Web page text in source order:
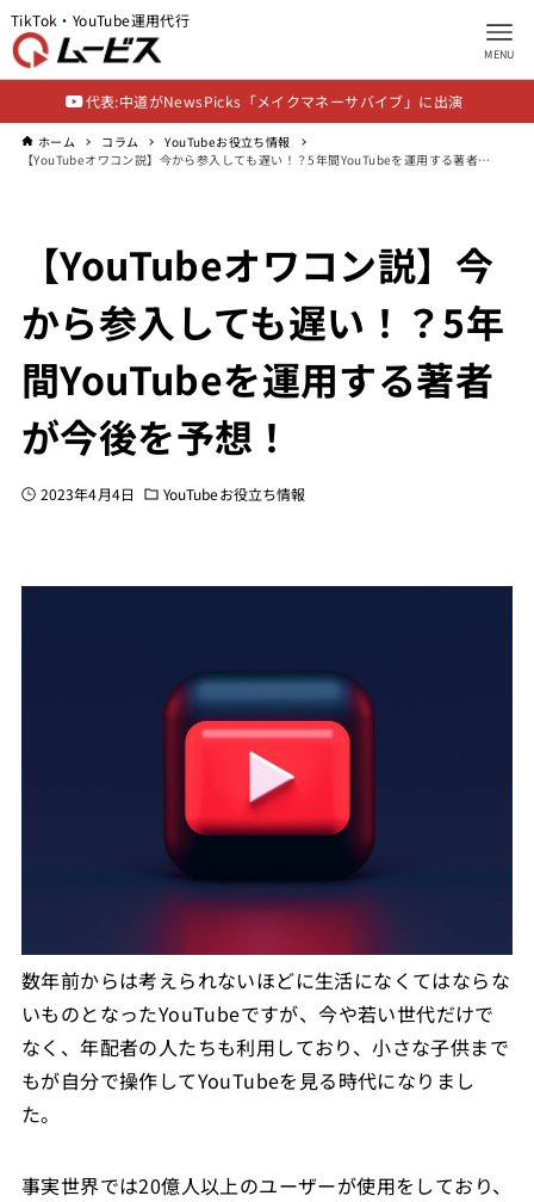
MENU
TikTok・YouTube運用代行
代表:中道がNewsPicks「メイクマネーサバイブ」に出演
ホーム コラム
YouTubeお役立ち情報
【YouTubeオワコン説】今から参入しても遅い！？5年間YouTubeを運用する著者が今後を予想！
【YouTubeオワコン説】今
から参入しても遅い！？5年
間YouTubeを運用する著者
が今後を予想！
2023年4月4日 YouTubeお役立ち情報
数年前からは考えられないほどに生活になくてはならな
いものとなったYouTubeですが、今や若い世代だけで
なく、年配者の人たちも利用しており、小さな子供まで
もが自分で操作してYouTubeを見る時代になりまし
た。
事実世界では20億人以上のユーザーが使用をしており、